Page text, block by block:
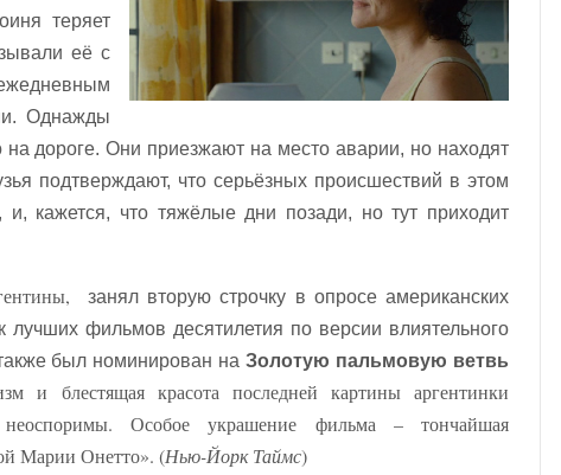
теряет
её с
Однажды
дороге. Они приезжают на место аварии, но находят
подтверждают, что серьёзных происшествий в этом
кажется, что тяжёлые дни позади, но тут приходит
занял вторую строчку в опросе американских
лучших фильмов десятилетия по версии влиятельного
был номинирован наЗолотую пальмовую ветвь
и блестящая красота последней картины аргентинки
Особое украшение фильма – тончайшая
Марии Онетто». (Нью-Йорк Таймс)